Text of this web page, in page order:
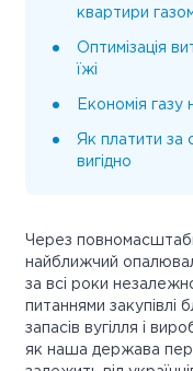
квартири газом
Оптимізація
їжі
Економія газу
Як платити за
вигідно
Через
найближчий
за всі роки
питаннями закупівлі
запасів вугілля і
як наша держава